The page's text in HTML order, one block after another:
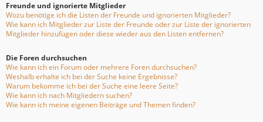
Freunde und ignorierte Mitglieder
Wozu benötige ich die Listen der Freunde und ignorierten Mitglieder?
Wie kann ich Mitglieder zur Liste der Freunde oder zur Liste der ignorierten
Mitglieder hinzufügen oder diese wieder aus den Listen entfernen?
Die Foren durchsuchen
Wie kann ich ein Forum oder mehrere Foren durchsuchen?
Weshalb erhalte ich bei der Suche keine Ergebnisse?
Warum bekomme ich bei der Suche eine leere Seite?
Wie kann ich nach Mitgliedern suchen?
Wie kann ich meine eigenen Beiträge und Themen finden?